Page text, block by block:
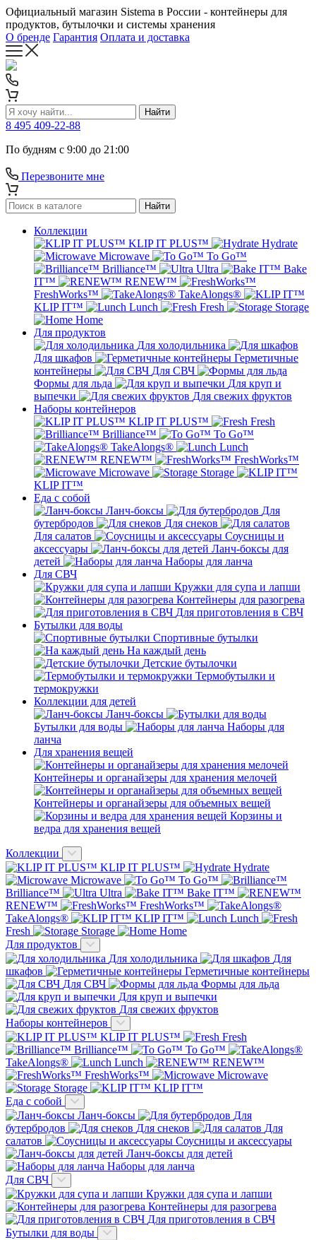
Официальный магазин Sistema в России - контейнеры для
продуктов, бутылочки и системы хранения
О бренде Гарантия Оплата и доставка
Найти
8 495 409-22-88
По будням с 9:00 до 21:00
Перезвоните мне
Найти
Коллекции
KLIP IT PLUS™
Hydrate
Microwave
To Go™
Brilliance™
Ultra
Bake
IT™
RENEW™
FreshWorks™
TakeAlongs®
KLIP IT™
Lunch Fresh
Storage
Home
Для продуктов
Для холодильника
Для шкафов
Герметичные
контейнеры
Для СВЧ
Формы для льда
Для круп и
выпечки
Для свежих фруктов
Наборы контейнеров
KLIP IT PLUS™
Fresh
Brilliance™
To Go™
TakeAlongs®
Lunch
RENEW™
FreshWorks™
Microwave
Storage
KLIP IT™
Еда с собой
Ланч-боксы
Для
бутербродов
Для снеков
Для салатов
Соусницы и
аксессуары
Ланч-боксы для
детей
Наборы для ланча
Для СВЧ
Кружки для супа и лапши
Контейнеры для разогрева
Для приготовления в СВЧ
Бутылки для воды
Спортивные бутылки
На каждый день
Детские бутылочки
Термобутылки и
термокружки
Коллекции для детей
Ланч-боксы
Бутылки для воды
Наборы для
ланча
Для хранения вещей
Контейнеры и органайзеры для хранения мелочей
Контейнеры и органайзеры для объемных вещей
Корзины и
ведра для хранения вещей
Коллекции
KLIP IT PLUS™
Hydrate
Microwave
To Go™
Brilliance™
Ultra
Bake IT™
RENEW™
FreshWorks™
TakeAlongs®
KLIP IT™
Lunch
Fresh
Storage
Home
Для продуктов
Для холодильника
Для
шкафов
Герметичные контейнеры
Для СВЧ
Формы для льда
Для круп и выпечки
Для свежих фруктов
Наборы контейнеров
KLIP IT PLUS™
Fresh
Brilliance™
To Go™
TakeAlongs®
Lunch
RENEW™
FreshWorks™
Microwave
Storage
KLIP IT™
Еда с собой
Ланч-боксы
Для
бутербродов
Для снеков
Для
салатов
Соусницы и аксессуары
Ланч-боксы для детей
Наборы для ланча
Для СВЧ
Кружки для супа и лапши
Контейнеры для разогрева
Для приготовления в СВЧ
Бутылки для воды